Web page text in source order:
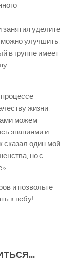
занятия уделите
можно улучшить.
в группе имеет
жизни.
можем
знаниями и
сказал один мой
но с
и позвольте
к небу!